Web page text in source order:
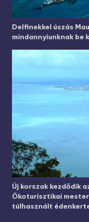
Delfinekkel úszás
mindannyiunknak be
Új korszak kezdődik
Ökoturisztikai
túlhasznált